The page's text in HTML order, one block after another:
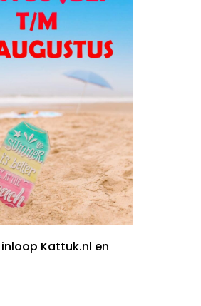
Kattuk.nl en